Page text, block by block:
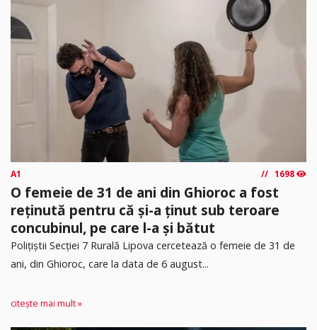
A1 1698
O femeie de 31 de ani din Ghioroc a fost
reținută pentru că și-a ținut sub teroare
concubinul, pe care l-a și bătut
​Polițiștii Secției 7 Rurală Lipova cercetează o femeie de 31 de
ani, din Ghioroc, care la data de 6 august...
citește mai mult »